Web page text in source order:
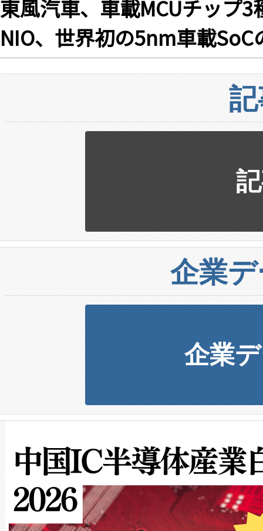
東風汽車、車載MCUチップ
NIO、世界初の5nm車載
企業
企業